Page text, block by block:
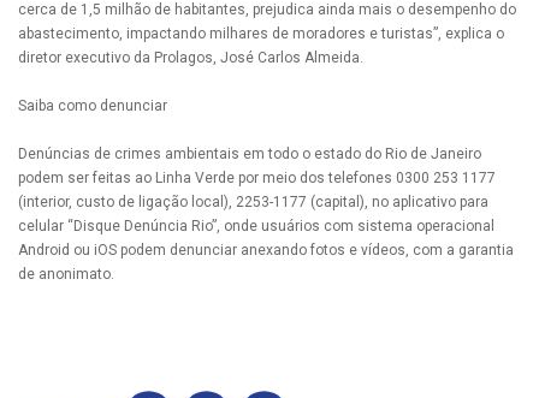
cerca de 1,5 milhão de habitantes, prejudica ainda mais o desempenho do
abastecimento, impactando milhares de moradores e turistas”, explica o
diretor executivo da Prolagos, José Carlos Almeida.
Saiba como denunciar
Denúncias de crimes ambientais em todo o estado do Rio de Janeiro
podem ser feitas ao Linha Verde por meio dos telefones 0300 253 1177
(interior, custo de ligação local), 2253-1177 (capital), no aplicativo para
celular “Disque Denúncia Rio”, onde usuários com sistema operacional
Android ou iOS podem denunciar anexando fotos e vídeos, com a garantia
de anonimato.